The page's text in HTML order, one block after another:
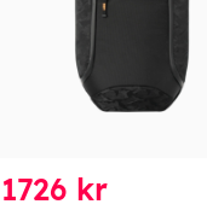
1726 kr